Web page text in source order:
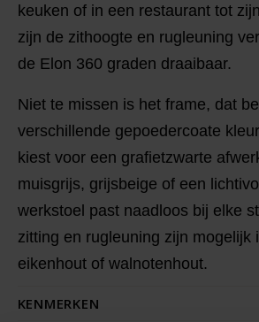
keuken of in een restaurant tot
zijn de zithoogte en rugleuning
de Elon 360 graden draaibaar.
Niet te missen is het frame, dat
verschillende gepoedercoate
kiest voor een grafietzwarte
muisgrijs, grijsbeige of een
werkstoel past naadloos bij elke
zitting en rugleuning zijn mogelijk
eikenhout of walnotenhout.
KENMERKEN